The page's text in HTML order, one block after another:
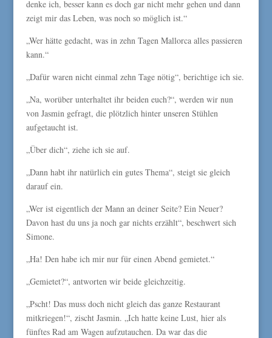
denke ich, besser kann es doch gar nicht mehr gehen und dann
zeigt mir das Leben, was noch so möglich ist.“
„Wer hätte gedacht, was in zehn Tagen Mallorca alles passieren
kann.“
„Dafür waren nicht einmal zehn Tage nötig“, berichtige ich sie.
„Na, worüber unterhaltet ihr beiden euch?“, werden wir nun
von Jasmin gefragt, die plötzlich hinter unseren Stühlen
aufgetaucht ist.
„Über dich“, ziehe ich sie auf.
„Dann habt ihr natürlich ein gutes Thema“, steigt sie gleich
darauf ein.
„Wer ist eigentlich der Mann an deiner Seite? Ein Neuer?
Davon hast du uns ja noch gar nichts erzählt“, beschwert sich
Simone.
„Ha! Den habe ich mir nur für einen Abend gemietet.“
„Gemietet?“, antworten wir beide gleichzeitig.
„Pscht! Das muss doch nicht gleich das ganze Restaurant
mitkriegen!“, zischt Jasmin. „Ich hatte keine Lust, hier als
fünftes Rad am Wagen aufzutauchen. Da war das die